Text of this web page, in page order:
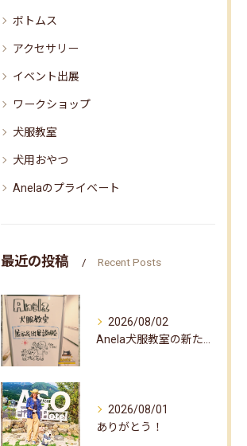
ボトムス
アクセサリー
イベント出展
ワークショップ
犬服教室
犬用おやつ
Anelaのプライベート
最近の投稿 Recent Posts
2026/08/02
2026/08/01
ありがとう！